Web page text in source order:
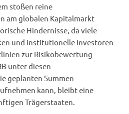
stoßen reine
am globalen Kapitalmarkt
Hindernisse, da viele
und institutionelle Investoren
zur Risikobewertung
unter diesen
geplanten Summen
kann, bleibt eine
Trägerstaaten.